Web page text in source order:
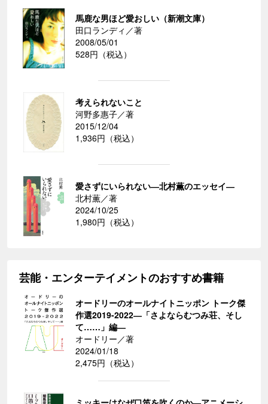
馬鹿な男ほど愛おしい（新潮文庫）
田口ランディ／著
2008/05/01
528円（税込）
考えられないこと
河野多惠子／著
2015/12/04
1,936円（税込）
愛さずにいられない―北村薫のエッセイ―
北村薫／著
2024/10/25
1,980円（税込）
芸能・エンターテイメントのおすすめ書籍
オードリーのオールナイトニッポン トーク傑
作選2019-2022―「さよならむつみ荘、そし
て……」編―
オードリー／著
2024/01/18
2,475円（税込）